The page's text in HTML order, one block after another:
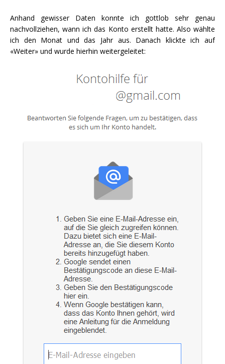
Anhand gewisser Daten konnte ich gottlob sehr genau
nachvollziehen, wann ich das Konto erstellt hatte. Also wählte
ich den Monat und das Jahr aus. Danach klickte ich auf
«Weiter» und wurde hierhin weitergeleitet: